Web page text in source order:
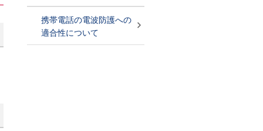
携帯電話の電波防護への
適合性について